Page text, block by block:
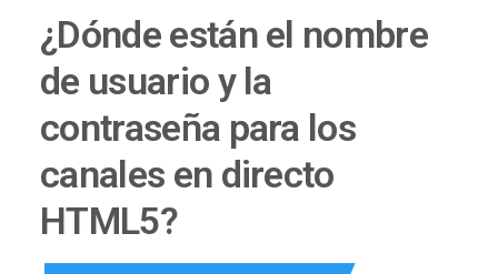
¿Dónde están el nombre
de usuario y la
contraseña para los
canales en directo
HTML5?